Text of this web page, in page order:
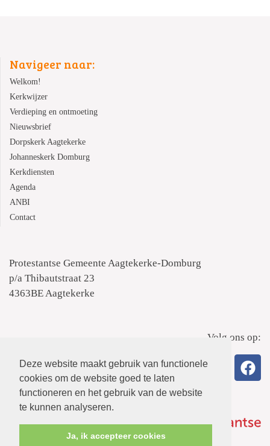
Deze website maakt gebruik van functionele
cookies om de website goed te laten
functioneren en het gebruik van de website
te kunnen analyseren.
Ja, ik accepteer cookies
Navigeer naar:
Welkom!
Kerkwijzer
Verdieping en ontmoeting
Nieuwsbrief
Dorpskerk Aagtekerke
Johanneskerk Domburg
Kerkdiensten
Agenda
ANBI
Contact
Protestantse Gemeente Aagtekerke-Domburg
p/a Thibautstraat 23
4363BE Aagtekerke
Volg ons op: